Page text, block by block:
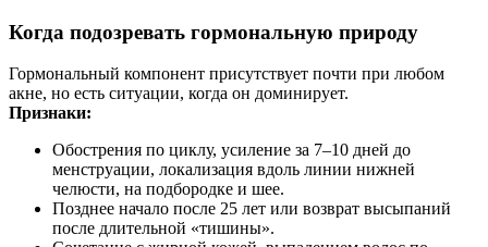
Когда подозревать гормональную природу
Гормональный компонент присутствует почти при любом
акне, но есть ситуации, когда он доминирует.
Признаки:
Обострения по циклу, усиление за 7–10 дней до
менструации, локализация вдоль линии нижней
челюсти, на подбородке и шее.
Позднее начало после 25 лет или возврат высыпаний
после длительной «тишины».